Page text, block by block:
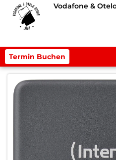
Vodafone &
Termin Buchen